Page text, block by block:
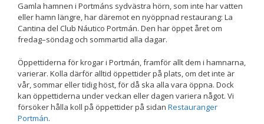
Gamla hamnen i Portmáns sydvästra hörn, som inte har vatten
eller hamn längre, har däremot en nyöppnad restaurang: La
Cantina del Club Náutico Portmán. Den har öppet året om
fredag–söndag och sommartid alla dagar.
Öppettiderna för krogar i Portmán, framför allt dem i hamnarna,
varierar. Kolla därför alltid öppettider på plats, om det inte är
vår, sommar eller tidig höst, för då ska alla vara öppna. Dock
kan öppettiderna under veckan eller dagen variera något. Vi
försöker hålla koll på öppettider på sidan Restauranger
Portmán.
Genom att dela
med dig av dina
intressen och ditt
beteende när du
chansen att få se
personligt
anpassat innehåll
och erbjudanden.